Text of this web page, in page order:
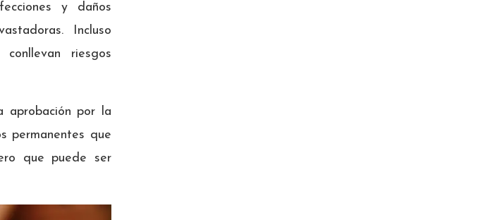
y daños
Incluso
riesgos
aprobación por la
permanentes que
que puede ser